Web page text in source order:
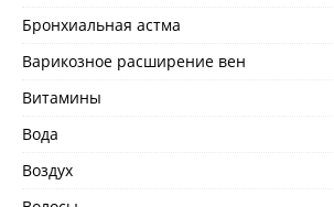
Бронхиальная астма
Варикозное расширение вен
Витамины
Вода
Воздух